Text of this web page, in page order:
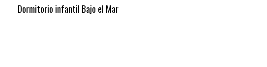
Dormitorio infantil Bajo el Mar